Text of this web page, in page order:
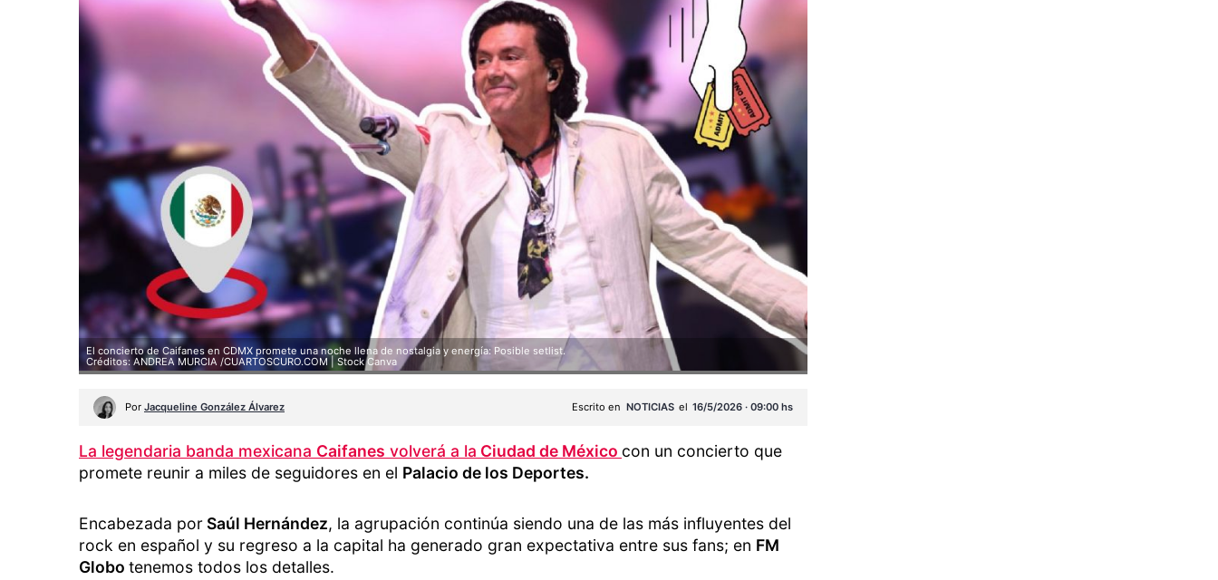
El concierto de Caifanes en CDMX promete una noche llena de nostalgia y energía: Posible setlist.
Créditos: ANDREA MURCIA /CUARTOSCURO.COM | Stock Canva
Por Jacqueline González Álvarez Escrito en NOTICIAS el 16/5/2026 · 09:00 hs
La legendaria banda mexicana Caifanes volverá a la Ciudad de México con un concierto que
promete reunir a miles de seguidores en el Palacio de los Deportes.
Encabezada por Saúl Hernández, la agrupación continúa siendo una de las más influyentes del
rock en español y su regreso a la capital ha generado gran expectativa entre sus fans; en FM
Globo tenemos todos los detalles.